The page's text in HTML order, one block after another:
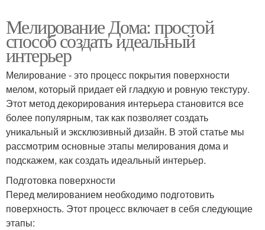
Мелирование Дома: простой
способ создать идеальный
интерьер
Мелирование - это процесс покрытия поверхности
мелом, который придает ей гладкую и ровную текстуру.
Этот метод декорирования интерьера становится все
более популярным, так как позволяет создать
уникальный и эксклюзивный дизайн. В этой статье мы
рассмотрим основные этапы мелирования дома и
подскажем, как создать идеальный интерьер.
Подготовка поверхности
Перед мелированием необходимо подготовить
поверхность. Этот процесс включает в себя следующие
этапы: